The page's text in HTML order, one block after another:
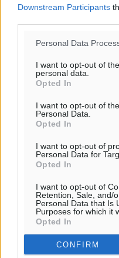
Downstream Participants
Personal Data
I want to opt-out of
personal data.
Opted In
I want to opt-out of
Personal Data.
Opted In
I want to opt-out of
Personal Data for
Opted In
I want to opt-out of
Retention, Sale, and/
Personal Data that Is
Purposes for which it
Opted In
CONFIRMΡοή